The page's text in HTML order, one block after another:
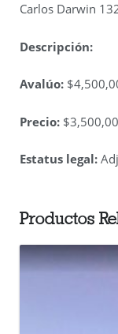
Carlos Darwin
Descripción:
Avalúo:
Precio:
Estatus legal:
Productos